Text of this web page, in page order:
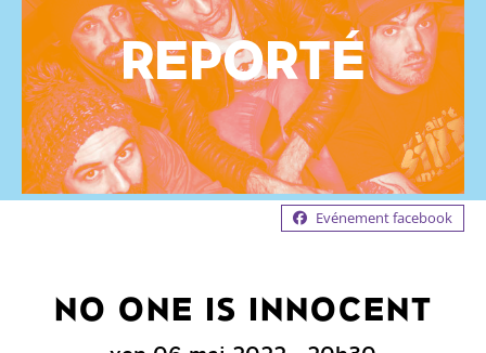
REPORTÉ
Evénement facebook
NO ONE IS INNOCENT